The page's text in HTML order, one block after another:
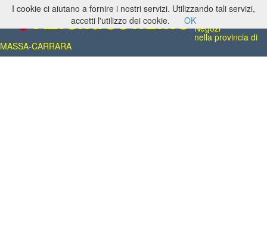
Associazioni,
Società Sportive,
Negozi
nella provincia di
MASSA-CARRARA
I cookie ci aiutano a fornire i nostri servizi. Utilizzando tali servizi,
accetti l'utilizzo dei cookie.
OK